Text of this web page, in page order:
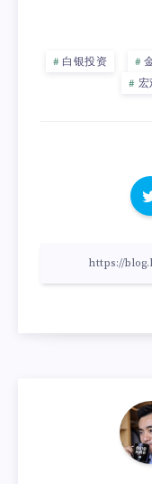
白银投资
宏